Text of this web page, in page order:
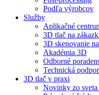
Podľa výrobcov
Služby
Aplikačné
3D tlač na
3D skenovanie
Akadémia 3D
Odborné
Technická
3D tlač v praxi
Novinky zo